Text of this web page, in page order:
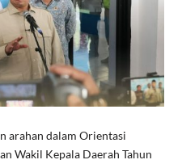
arahan dalam Orientasi
Wakil Kepala Daerah Tahun